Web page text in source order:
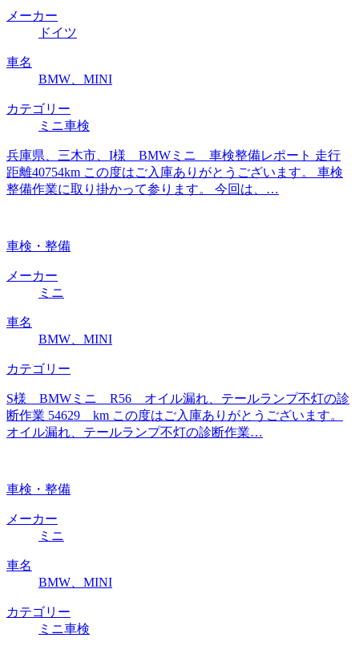
メーカー
ドイツ
車名
BMW、MINI
カテゴリー
ミニ車検
兵庫県、三木市、I様 BMWミニ 車検整備レポート 走行
距離40754km この度はご入庫ありがとうございます。 車検
整備作業に取り掛かって参ります。 今回は、…
車検・整備
メーカー
ミニ
車名
BMW、MINI
カテゴリー
S様 BMWミニ R56 オイル漏れ、テールランプ不灯の診
断作業 54629 km この度はご入庫ありがとうございます。
オイル漏れ、テールランプ不灯の診断作業…
車検・整備
メーカー
ミニ
車名
BMW、MINI
カテゴリー
ミニ車検